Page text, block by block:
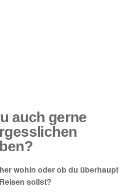
auch gerne
wohin oder ob du überhaupt
Reisen sollst?